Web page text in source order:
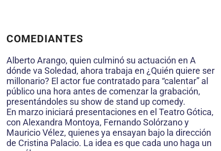
COMEDIANTES
Alberto Arango, quien culminó su actuación en A
dónde va Soledad, ahora trabaja en ¿Quién quiere ser
millonario? El actor fue contratado para “calentar” al
público una hora antes de comenzar la grabación,
presentándoles su show de stand up comedy.
En marzo iniciará presentaciones en el Teatro Gótica,
con Alexandra Montoya, Fernando Solórzano y
Mauricio Vélez, quienes ya ensayan bajo la dirección
de Cristina Palacio. La idea es que cada uno haga un